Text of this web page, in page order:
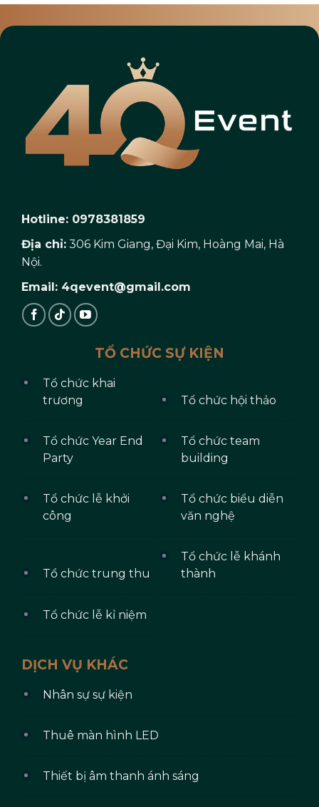
Hotline: 0978381859
Địa chỉ:306 Kim Giang, Đại Kim, Hoàng Mai, Hà
Nội.
Email: 4qevent@gmail.com
TỔ CHỨC SỰ KIỆN
Tổ chức khai
trương
Tổ chức hội thảo
Tổ chức Year End
Party
Tổ chức team
building
Tổ chức lễ khởi
công
Tổ chức biểu diễn
văn nghệ
Tổ chức trung thu
Tổ chức lễ khánh
thành
Tổ chức lễ kỉ niệm
DỊCH VỤ KHÁC
Nhân sự sự kiện
Thuê màn hình LED
Thiết bị âm thanh ánh sáng